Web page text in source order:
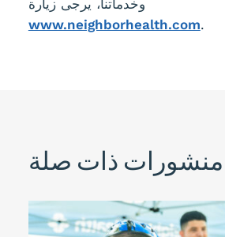
وخدماتنا، يرجى زيارة
www.neighborhealth.com.
منشورات ذات صلة